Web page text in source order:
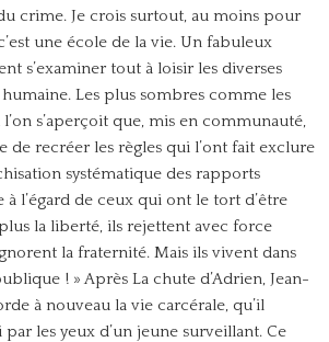
crime. Je crois surtout, au moins pour
une école de la vie. Un fabuleux
s’examiner tout à loisir les diverses
Les plus sombres comme les
s’aperçoit que, mis en communauté,
de recréer les règles qui l’ont fait exclure
systématique des rapports
l’égard de ceux qui ont le tort d’être
la liberté, ils rejettent avec force
la fraternité. Mais ils vivent dans
! » Après La chute d’Adrien, Jean-
à nouveau la vie carcérale, qu’il
les yeux d’un jeune surveillant. Ce